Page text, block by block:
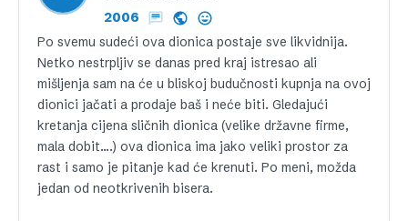
2006
Po svemu sudeći ova dionica postaje sve likvidnija.
Netko nestrpljiv se danas pred kraj istresao ali
mišljenja sam na će u bliskoj budučnosti kupnja na ovoj
dionici jačati a prodaje baš i neće biti. Gledajući
kretanja cijena sličnih dionica (velike državne firme,
mala dobit….) ova dionica ima jako veliki prostor za
rast i samo je pitanje kad će krenuti. Po meni, možda
jedan od neotkrivenih bisera.